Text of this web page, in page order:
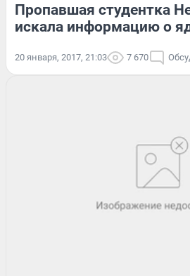
Пропавшая студентка
искала информацию о
20 января, 2017, 21:03 7 670